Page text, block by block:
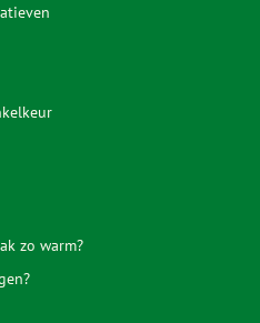
zo warm?